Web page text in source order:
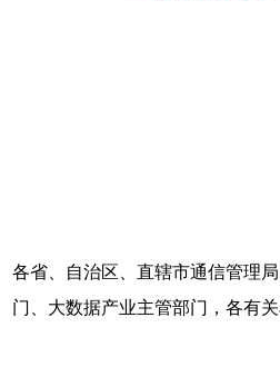
各省、自治区、直辖市通信管理
门、大数据产业主管部门，各有关